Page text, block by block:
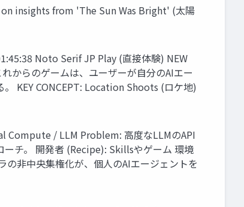
on insights from 'The Sun Was Bright' (太陽
Noto Serif JP Play (直接体験) NEW
からのゲームは、ユーザーが自分のAIエー
KEY CONCEPT: Location Shoots (ロケ地)
Compute / LLM Problem: 高度なLLMのAPI
チ。 開発者 (Recipe): Skillsやゲーム 環境
非中央集権化が、個人のAIエージェントを